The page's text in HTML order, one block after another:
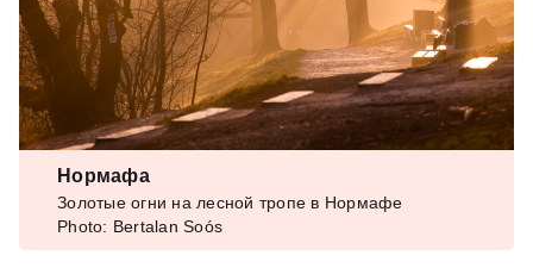
Нормафа
Золотые огни на лесной тропе в Нормафе
Photo: Bertalan Soós